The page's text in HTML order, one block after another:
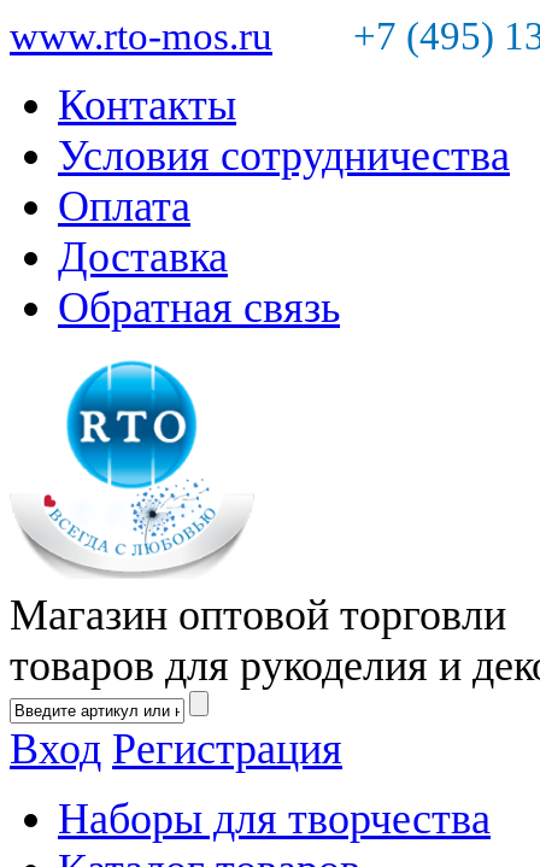
www.rto-mos.ru +7 (495)
Контакты
Условия сотрудничества
Оплата
Доставка
Обратная связь
Магазин оптовой торговли
товаров для рукоделия и
Вход Регистрация
Наборы для творчества